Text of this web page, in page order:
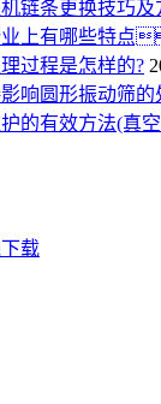
链条更换技巧及
业上有哪些特点
过程是怎样的?
响圆形振动筛的
的有效方法(真
载